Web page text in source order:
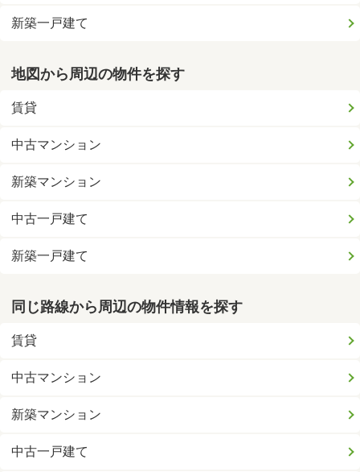
新築一戸建て
地図から周辺の物件を探す
賃貸
中古マンション
新築マンション
中古一戸建て
新築一戸建て
同じ路線から周辺の物件情報を探す
賃貸
中古マンション
新築マンション
中古一戸建て